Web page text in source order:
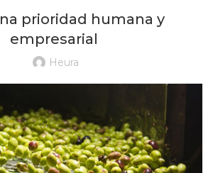
prioridad humana y
empresarial
Heura